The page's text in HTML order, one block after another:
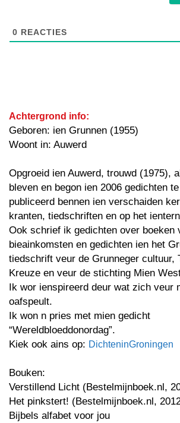
0 REACTIES
Achtergrond info:
Geboren: ien Grunnen (1955)
Woont in: Auwerd
Opgroeid ien Auwerd, trouwd (1975),
bleven en begon ien 2006 gedichten
publiceerd bennen ien verschaiden
kranten, tiedschriften en op het
Ook schrief ik gedichten over boeken
bieainkomsten en gedichten ien het
tiedschrift veur de Grunneger cultuur,
Kreuze en veur de stichting Mien
Ik wor ienspireerd deur wat zich veur
oafspeult.
Ik won n pries met mien gedicht
“Wereldbloeddonordag”.
Kiek ook ains op: DichteninGroningen
Bouken:
Verstillend Licht (Bestelmijnboek.nl,
Het pinkstert! (Bestelmijnboek.nl,
Bijbels alfabet voor jou